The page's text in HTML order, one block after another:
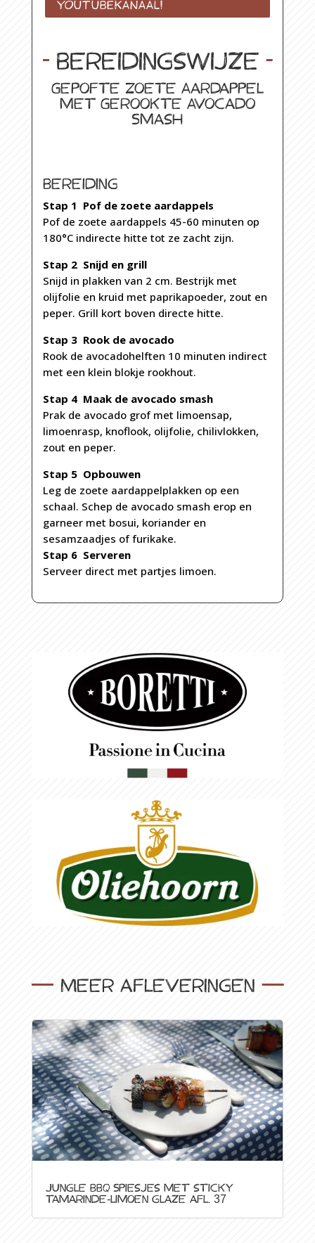
YOUTUBEKANAAL!
Bereidingswijze
Gepofte Zoete Aardappel
met Gerookte Avocado
Smash
Bereiding
Stap 1 Pof de zoete aardappels
Pof de zoete aardappels 45-60 minuten op
180°C indirecte hitte tot ze zacht zijn.
Stap 2 Snijd en grill
Snijd in plakken van 2 cm. Bestrijk met
olijfolie en kruid met paprikapoeder, zout en
peper. Grill kort boven directe hitte.
Stap 3 Rook de avocado
Rook de avocadohelften 10 minuten indirect
met een klein blokje rookhout.
Stap 4 Maak de avocado smash
Prak de avocado grof met limoensap,
limoenrasp, knoflook, olijfolie, chilivlokken,
zout en peper.
Stap 5 Opbouwen
Leg de zoete aardappelplakken op een
schaal. Schep de avocado smash erop en
garneer met bosui, koriander en
sesamzaadjes of furikake.
Stap 6 Serveren
Serveer direct met partjes limoen.
Meer afleveringen
Jungle BBQ Spiesjes met sticky
tamarinde-limoen glaze afl. 37